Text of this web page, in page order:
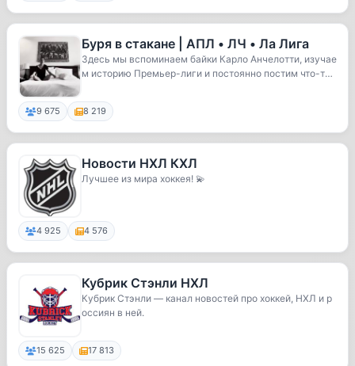
Буря в стакане | АПЛ • ЛЧ • Ла Лига
Здесь мы вспоминаем байки Карло Анчелотти, изучае
м историю Премьер-лиги и постоянно постим что-т
9 675 8 219
Новости НХЛ КХЛ
Лучшее из мира хоккея! 💫
4 925 4 576
Кубрик Стэнли НХЛ
Кубрик Стэнли — канал новостей про хоккей, НХЛ и р
оссиян в ней.
15 625 17 813